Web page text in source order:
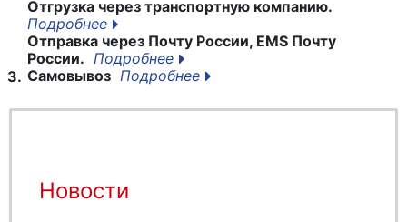
Отгрузка через транспортную компанию.
Подробнее
Отправка через Почту России, EMS Почту
России. Подробнее
3. Самовывоз Подробнее
Новости